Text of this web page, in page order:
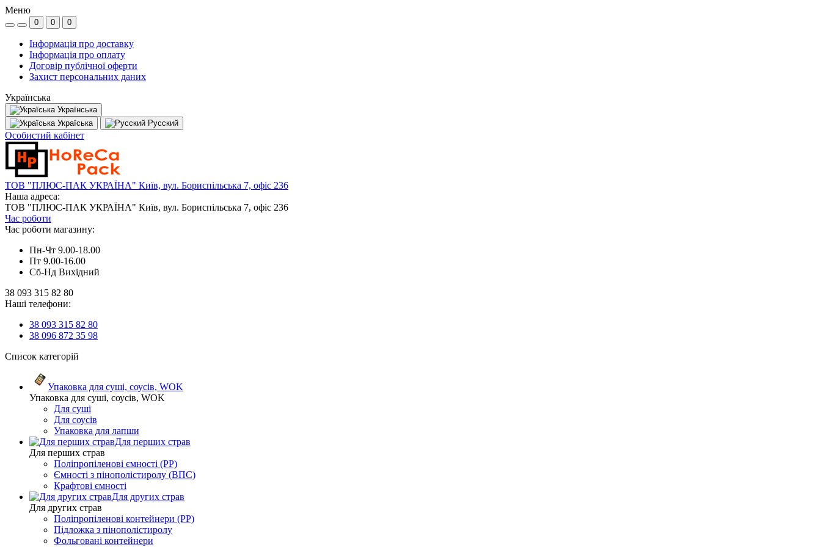
Меню
0 0 0
Інформація про доставку
Інформація про оплату
Договір публічної оферти
Захист персональних даних
Українська
Українська
Україська
Русский
Особистий кабінет
ТОВ "ПЛЮС-ПАК УКРАЇНА" Київ, вул. Бориспільська 7, офіс 236
Наша адреса:
ТОВ "ПЛЮС-ПАК УКРАЇНА" Київ, вул. Бориспільська 7, офіс 236
Час роботи
Час роботи магазину:
Пн-Чт 9.00-18.00
Пт 9.00-16.00
Сб-Нд Вихідний
38 093 315 82 80
Наші телефони:
38 093 315 82 80
38 096 872 35 98
Список категорій
Упаковка для суші, соусів, WOK
Упаковка для суші, соусів, WOK
Для суші
Для соусів
Упаковка для лапши
Для перших страв
Для перших страв
Поліпропіленові ємності (PP)
Ємності з пінополістиролу (ВПС)
Крафтові ємності
Для других страв
Для других страв
Поліпропіленові контейнери (PP)
Підложка з пінополістиролу
Фольговані контейнери